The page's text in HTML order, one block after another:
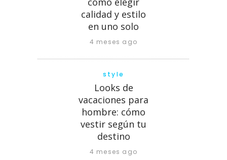
calidad y estilo
en uno solo
4 meses ago
style
Looks de
vacaciones para
hombre: cómo
vestir según tu
destino
4 meses ago